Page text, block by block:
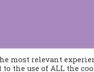
most relevant
the use of ALL the